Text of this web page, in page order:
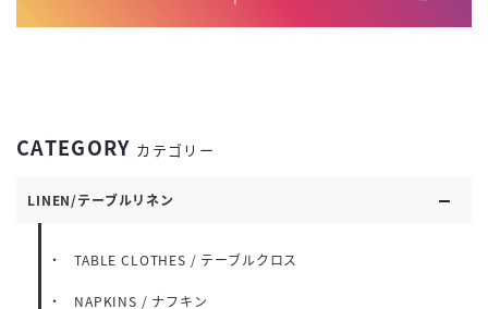
CATEGORY カテゴリー
LINEN/テーブルリネン
TABLE CLOTHES / テーブルクロス
NAPKINS / ナフキン